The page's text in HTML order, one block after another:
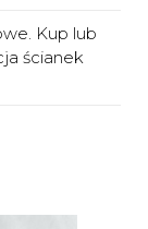
Kup lub
ścianek